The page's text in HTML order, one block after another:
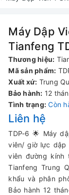
Máy Dập
Tianfeng
Thương hiệu:
Mã sản phẩm:
Xuất xứ: Trung
Bảo hành: 12
Tình trạng: Còn
Liên hệ
TDP-6 🌟 Máy
viên/ giờ lực
viên đường kính
Tianfeng Trung
khẩu và phân
Bảo hành 12